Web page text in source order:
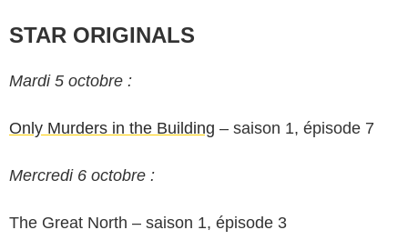
STAR ORIGINALS
Mardi 5 octobre :
Only Murders in the Building – saison 1, épisode 7
Mercredi 6 octobre :
The Great North – saison 1, épisode 3